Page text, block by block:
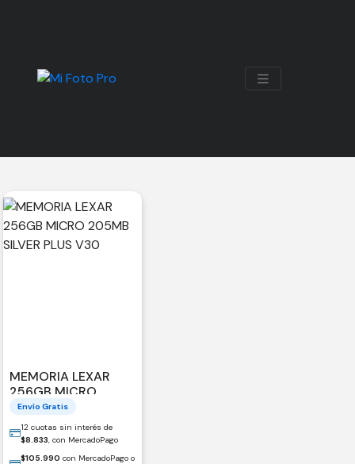
MEMORIA LEXAR
256GB MICRO
205MB SILVER PLUS
V30
Envío Gratis
12 cuotas sin interés de
$8.833, con MercadoPago
$105.990 con MercadoPago o